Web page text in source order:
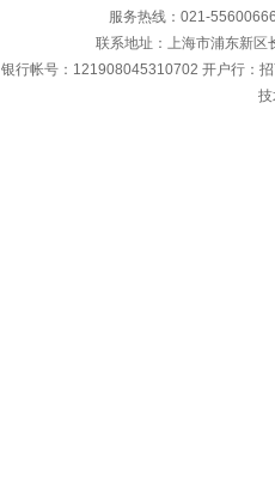
服务热线：021-
联系地址：上海市浦东新
银行帐号：121908045310702 开户行：